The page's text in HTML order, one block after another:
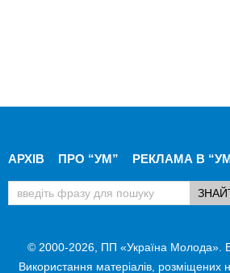
АРХІВ ПРО “УМ” РЕКЛАМА В
© 2000-2026, ПП «Україна Молода».
Використання матеріалів, розміщених